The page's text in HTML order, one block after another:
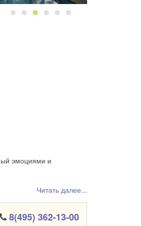
эмоциями и
Читать далее...
8(495) 362-13-00